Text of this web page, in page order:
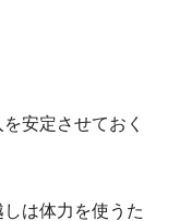
安定させておく
は体力を使うた